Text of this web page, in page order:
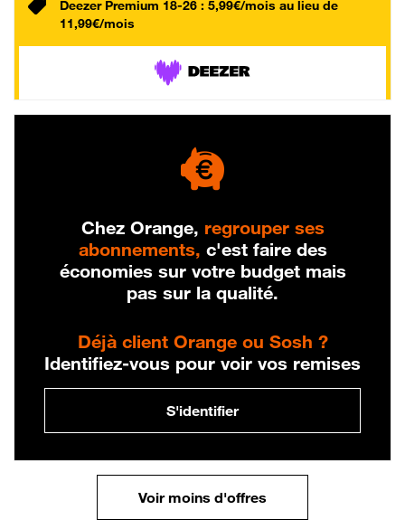
Deezer Premium 18-26 : 5,99€/mois au lieu de
11,99€/mois
Chez Orange, regrouper ses
abonnements, c'est faire des
économies sur votre budget mais
pas sur la qualité.
Déjà client Orange ou Sosh ?
Identifiez-vous pour voir vos remises
S'identifier
Voir moins d'offres